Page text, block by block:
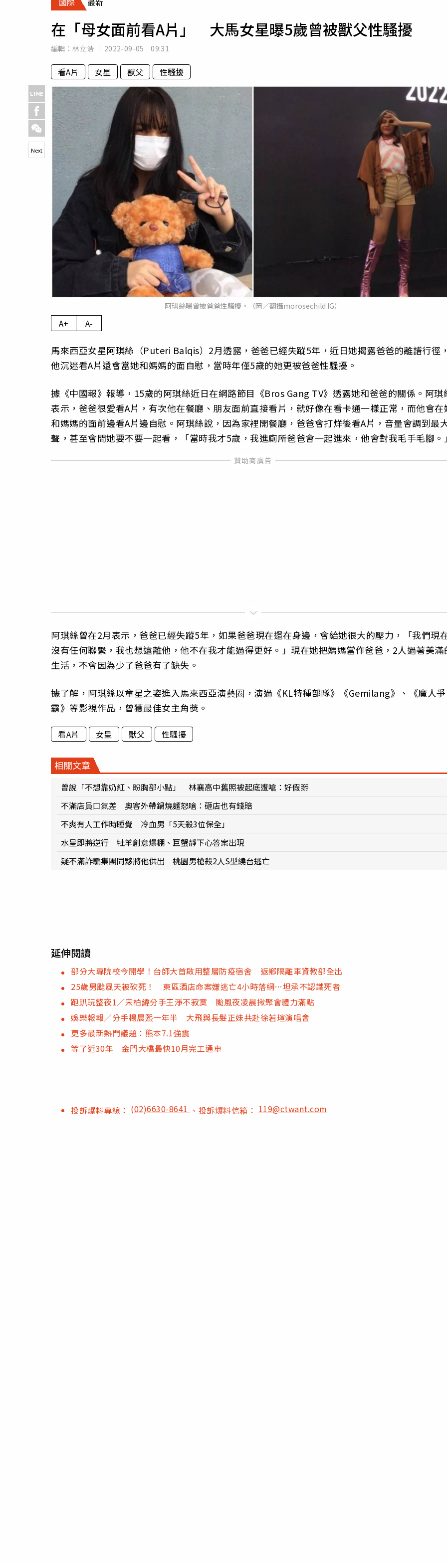
專欄
房產新勢力
運勢
在「母女面前看A片」 大馬女星曝5歲曾被獸父性騷擾
編輯： 林立浩 2022-09-05 09:31
看A片 女星 獸父 性騷擾
阿琪絲曝曾被爸爸性騷擾。（圖／翻攝morosechild IG）
Next
A+ A-
馬來西亞女星阿琪絲（Puteri Balqis）2月透露，爸爸已經失蹤5年，近日她揭露爸爸的離譜行徑
他沉迷看A片還會當她和媽媽的面自慰，當時年僅5歲的她更被爸爸性騷擾。
據《中國報》報導，15歲的阿琪絲近日在網路節目《Bros Gang TV》透露她和爸爸的關係。阿琪
表示，爸爸很愛看A片，有次他在餐廳、朋友面前直接看片，就好像在看卡通一樣正常，而他會在
和媽媽的面前邊看A片邊自慰。阿琪絲說，因為家裡開餐廳，爸爸會打烊後看A片，音量會調到最
聲，甚至會問她要不要一起看，「當時我才5歲，我進廁所爸爸會一起進來，他會對我毛手毛腳。
阿琪絲曾在2月表示，爸爸已經失蹤5年，如果爸爸現在還在身邊，會給她很大的壓力，「我們現
沒有任何聯繫，我也想遠離他，他不在我才能過得更好。」現在她把媽媽當作爸爸，2人過著美滿
生活，不會因為少了爸爸有了缺失。
據了解，阿琪絲以童星之姿進入馬來西亞演藝圈，演過《KL特種部隊》《Gemilang》、《魔人爭
霸》等影視作品，曾獲最佳女主角獎。
看A片 女星 獸父 性騷擾
相關文章
曾說「不想靠奶紅、盼胸部小點」 林襄高中舊照被起底遭嗆：好假掰
不滿店員口氣差 奧客外帶鍋燒麵怒嗆：砸店也有錢賠
不爽有人工作時睡覺 冷血男「5天殺3位保全」
水星即將逆行 牡羊創意爆棚、巨蟹靜下心答案出現
疑不滿詐騙集團同夥將他供出 桃園男槍殺2人S型繞台逃亡
延伸閱讀
部分大專院校今開學！台師大首啟用整層防疫宿舍 返鄉隔離車資教部全出
25歲男颱風天被砍死！ 東區酒店命案嫌逃亡4小時落網…坦承不認識死者
跑趴玩整夜1／宋柏緯分手王淨不寂寞 颱風夜凌晨揪聚會體力滿點
娛樂報報／分手楊晨熙一年半 大飛與長髮正妹共赴徐若瑄演唱會
更多最新熱門議題：熊本7.1強震
等了近30年 金門大橋最快10月完工通車
投訴爆料專線： (02)6630-8641 、投訴爆料信箱：119@ctwant.com